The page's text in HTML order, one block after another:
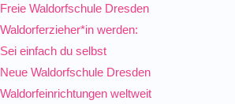
Freie Waldorfschule Dresden
Waldorferzieher*in werden:
Sei einfach du selbst
Neue Waldorfschule Dresden
Waldorfeinrichtungen weltweit